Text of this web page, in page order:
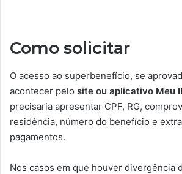
Como solicitar
O acesso ao superbenefício, se
acontecer pelo site ou aplicativo Meu
precisaria apresentar CPF, RG,
residência, número do benefício e
pagamentos.
Nos casos em que houver divergência